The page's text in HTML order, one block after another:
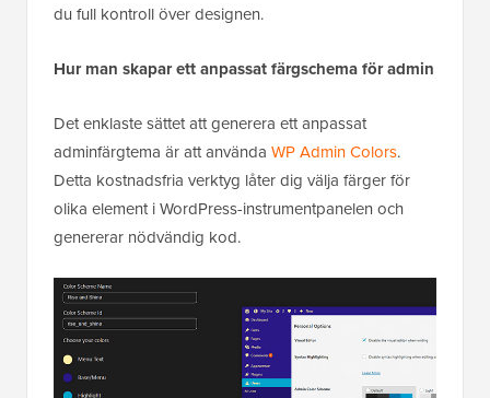
du full kontroll över designen.
Hur man skapar ett anpassat färgschema för admin
Det enklaste sättet att generera ett anpassat
adminfärgtema är att använda WP Admin Colors.
Detta kostnadsfria verktyg låter dig välja färger för
olika element i WordPress-instrumentpanelen och
genererar nödvändig kod.